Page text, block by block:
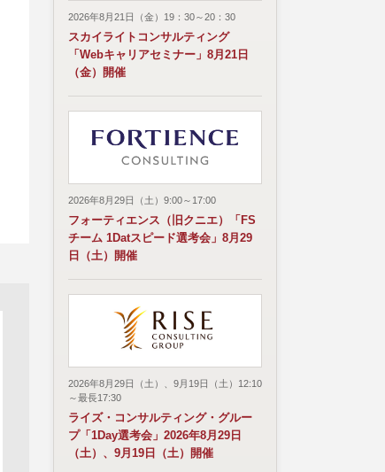
2026年8月21日（金）19：30～20：30
スカイライトコンサルティング
「Webキャリアセミナー」8月21日
（金）開催
2026年8月29日（土）9:00～17:00
フォーティエンス（旧クニエ）「FS
チーム 1Datスピード選考会」8月29
日（土）開催
2026年8月29日（土）、9月19日（土）12:10
～最長17:30
ライズ・コンサルティング・グルー
プ「1Day選考会」2026年8月29日
（土）、9月19日（土）開催